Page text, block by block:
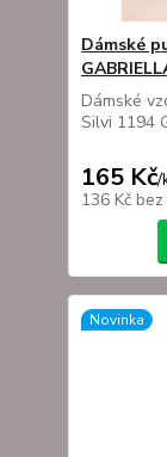
Dámské
Dámské
Silvi 1194
165 Kč/
136 Kč bez
Novinka